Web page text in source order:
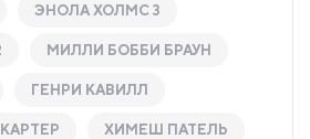
ЭНОЛА ХОЛМС 3
МИЛЛИ БОББИ БРАУН
ГЕНРИ КАВИЛЛ
ХИМЕШ ПАТЕЛЬ